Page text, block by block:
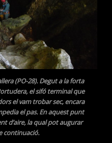
(PO-28). Degut a la forta
el sifó terminal que
el vam trobar sec, encara
el pas. En aquest punt
d’aire, la qual pot augurar
continuació.